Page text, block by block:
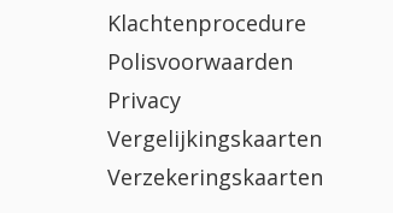
Klachtenprocedure
Polisvoorwaarden
Privacy
Vergelijkingskaarten
Verzekeringskaarten